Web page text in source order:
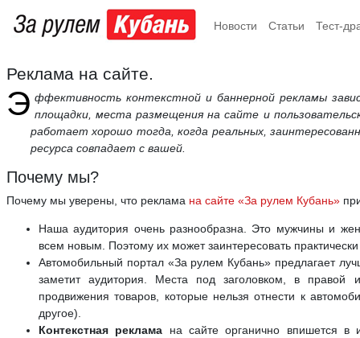
Новости Статьи Тест-
Реклама на сайте.
Э ффективность контекстной и баннерной рекламы
площадки, места размещения на сайте и
работает хорошо тогда, когда реальных,
ресурса совпадает с вашей.
Почему мы?
Почему мы уверены, что реклама на сайте «За рулем Кубань»
Наша аудитория очень разнообразна. Это мужчины и
всем новым. Поэтому их может заинтересовать
Автомобильный портал «За рулем Кубань» предлагает
заметит аудитория. Места под заголовком, в правой
продвижения товаров, которые нельзя отнести к
другое).
Контекстная реклама на сайте органично впишется в